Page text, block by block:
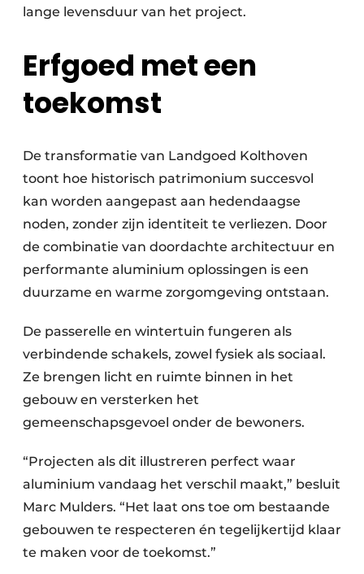
lange levensduur van het project.
Erfgoed met een
toekomst
De transformatie van Landgoed Kolthoven
toont hoe historisch patrimonium succesvol
kan worden aangepast aan hedendaagse
noden, zonder zijn identiteit te verliezen. Door
de combinatie van doordachte architectuur en
performante aluminium oplossingen is een
duurzame en warme zorgomgeving ontstaan.
De passerelle en wintertuin fungeren als
verbindende schakels, zowel fysiek als sociaal.
Ze brengen licht en ruimte binnen in het
gebouw en versterken het
gemeenschapsgevoel onder de bewoners.
“Projecten als dit illustreren perfect waar
aluminium vandaag het verschil maakt,” besluit
Marc Mulders. “Het laat ons toe om bestaande
gebouwen te respecteren én tegelijkertijd klaar
te maken voor de toekomst.”